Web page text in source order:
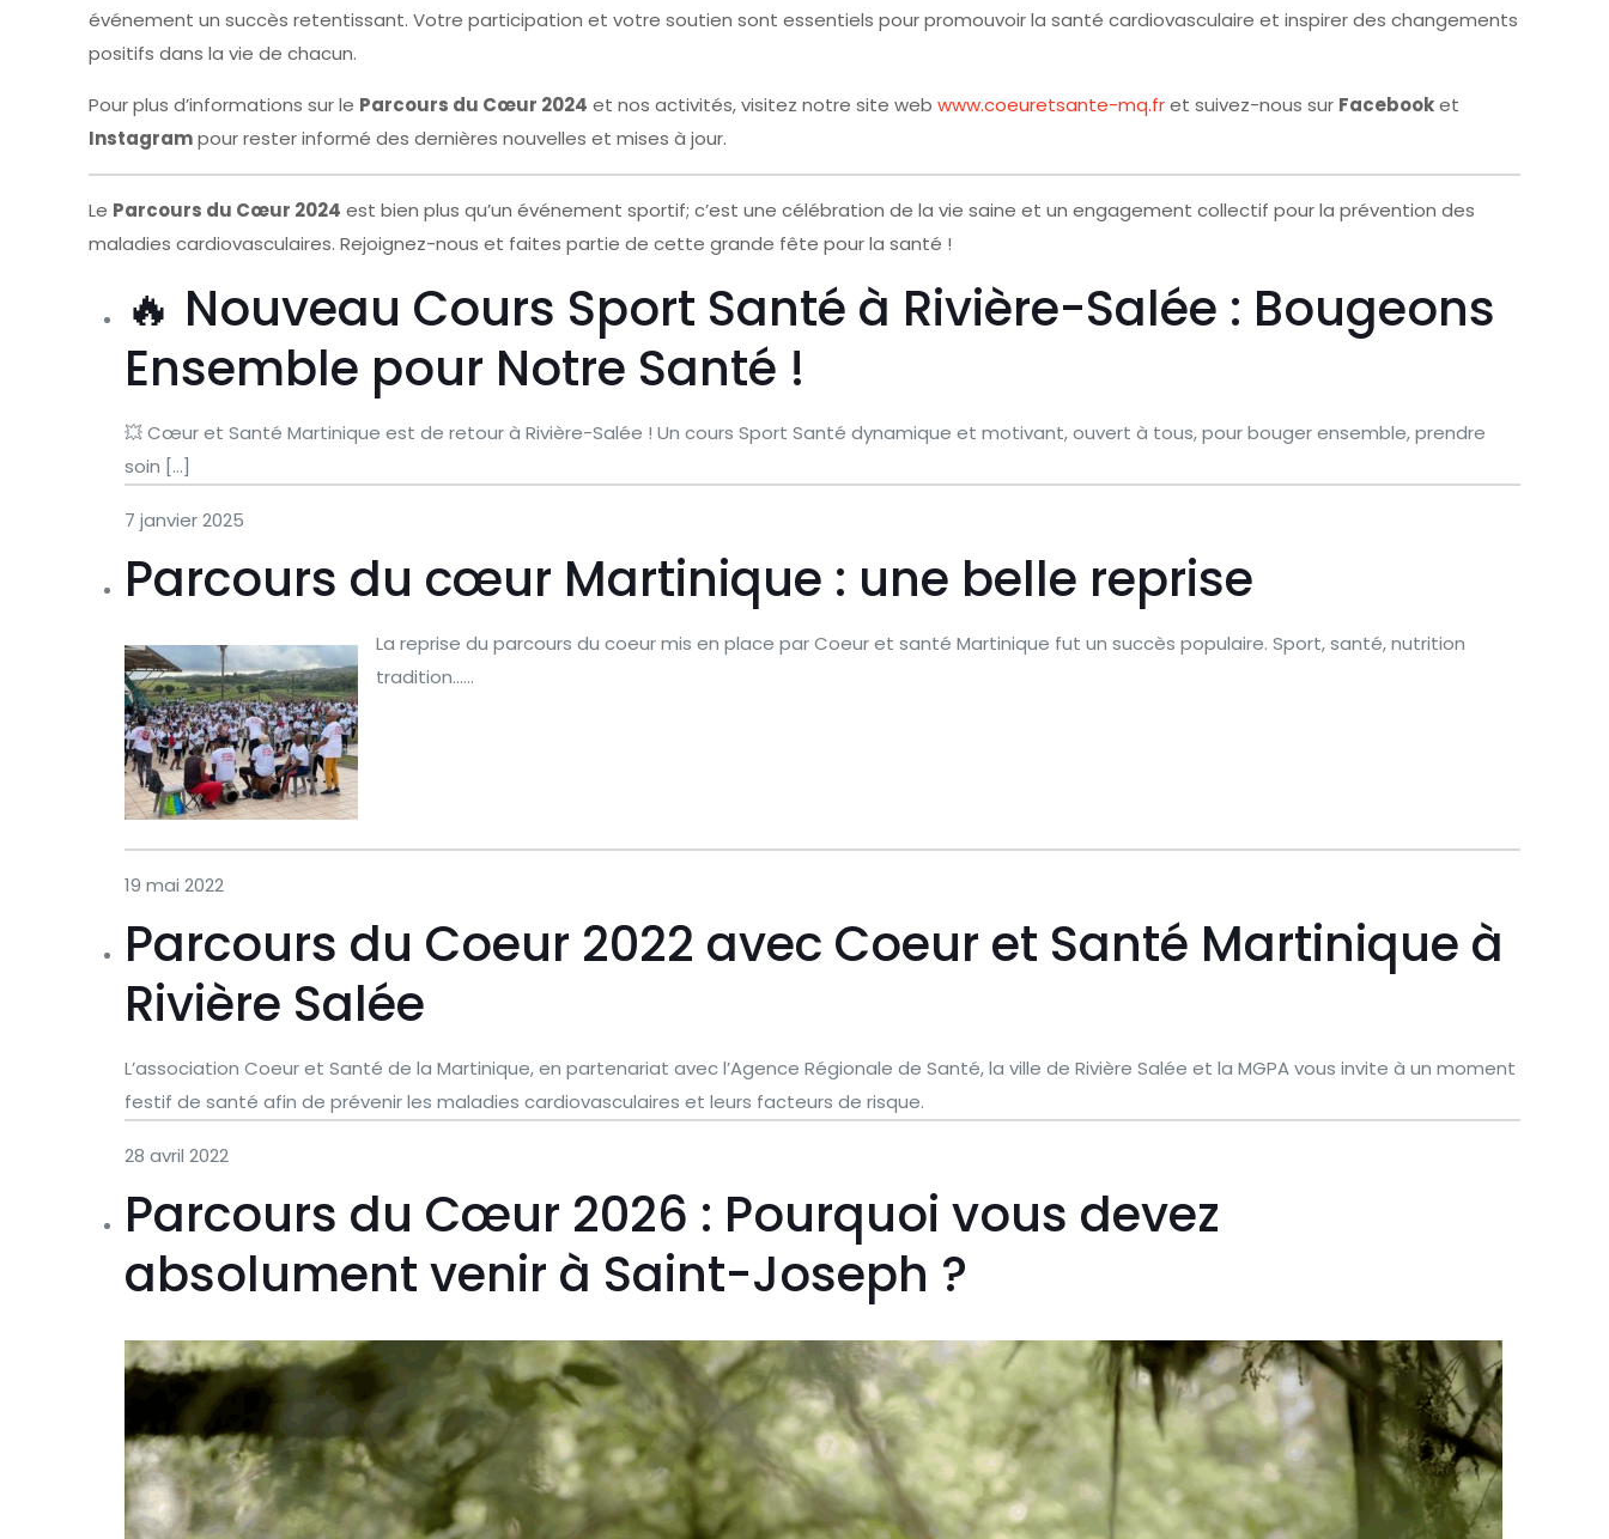
événement un succès retentissant. Votre participation et votre soutien sont essentiels pour promouvoir la santé cardiovasculaire et inspirer des changements
positifs dans la vie de chacun.
Pour plus d’informations sur le Parcours du Cœur 2024 et nos activités, visitez notre site web www.coeuretsante-mq.fret suivez-nous sur Facebooket
Instagrampour rester informé des dernières nouvelles et mises à jour.
Le Parcours du Cœur 2024 est bien plus qu’un événement sportif; c’est une célébration de la vie saine et un engagement collectif pour la prévention des
maladies cardiovasculaires. Rejoignez-nous et faites partie de cette grande fête pour la santé !
🔥 Nouveau Cours Sport Santé à Rivière-Salée : Bougeons
Ensemble pour Notre Santé !
💥 Cœur et Santé Martinique est de retour à Rivière-Salée ! Un cours Sport Santé dynamique et motivant, ouvert à tous, pour bouger ensemble, prendre
soin […]
7 janvier 2025
Parcours du cœur Martinique : une belle reprise
La reprise du parcours du coeur mis en place par Coeur et santé Martinique fut un succès populaire. Sport, santé, nutrition
tradition……
19 mai 2022
Parcours du Coeur 2022 avec Coeur et Santé Martinique à
Rivière Salée
L’association Coeur et Santé de la Martinique, en partenariat avec l’Agence Régionale de Santé, la ville de Rivière Salée et la MGPA vous invite à un moment
festif de santé afin de prévenir les maladies cardiovasculaires et leurs facteurs de risque.
28 avril 2022
Parcours du Cœur 2026 : Pourquoi vous devez
absolument venir à Saint-Joseph ?